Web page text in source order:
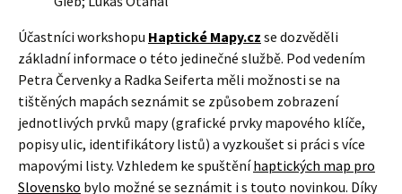
Účastníci workshopu Haptické Mapy.cz se dozvěděli
základní informace o této jedinečné službě. Pod vedením
Petra Červenky a Radka Seiferta měli možnosti se na
tištěných mapách seznámit se způsobem zobrazení
jednotlivých prvků mapy (grafické prvky mapového klíče,
popisy ulic, identifikátory listů) a vyzkoušet si práci s více
mapovými listy. Vzhledem ke spuštěníhaptických map pro
Slovensko bylo možné se seznámit i s touto novinkou. Díky